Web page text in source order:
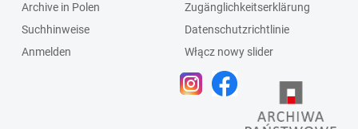
Archive in Polen
Suchhinweise
Anmelden
Zugänglichkeitserklärung
Datenschutzrichtlinie
Włącz nowy slider